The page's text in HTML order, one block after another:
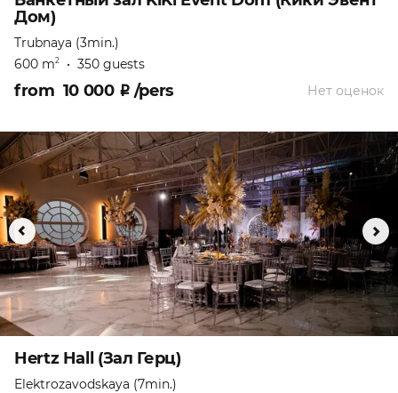
Дом)
Trubnaya (3min.)
600 m2 • 350 guests
Нет оценок
from 10 000 ₽/pers
Hertz Hall (Зал Герц)
Elektrozavodskaya (7min.)